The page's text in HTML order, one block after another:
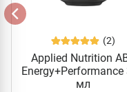
(2)
Applied Nutrition
Energy+Performance
мл